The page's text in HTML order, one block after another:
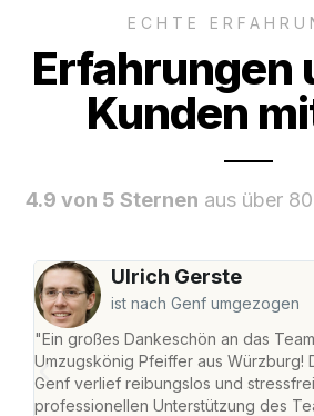
ECHTE
Erfahrungen
Kunden
4.9 von 5 Sternen aus über
Ulrich Gerste
ist nach Genf umgezogen
"Ein großes Dankeschön an das
Umzugskönig Pfeiffer aus Würzburg!
Genf verlief reibungslos und
professionellen Unterstützung des